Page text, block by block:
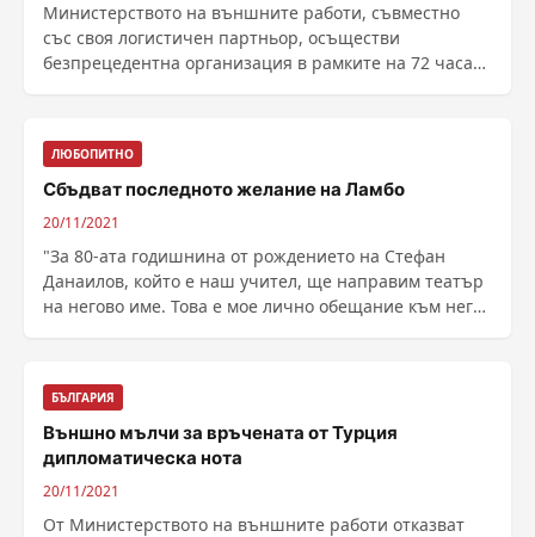
Министерството на външните работи, съвместно
със своя логистичен партньор, осъществи
безпрецедентна организация в рамките на 72 часа
ЛЮБОПИТНО
Сбъдват последното желание на Ламбо
20/11/2021
"За 80-ата годишнина от рождението на Стефан
Данаилов, който е наш учител, ще направим театър
на негово име. Това е мое лично обещание към него,
БЪЛГАРИЯ
Външно мълчи за връчената от Турция
дипломатическа нота
20/11/2021
От Министерството на външните работи отказват